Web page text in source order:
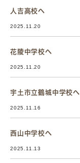
人吉高校へ
2025.11.20
花陵中学校へ
2025.11.20
宇土市立鶴城中学校へ
2025.11.16
西山中学校へ
2025.11.13